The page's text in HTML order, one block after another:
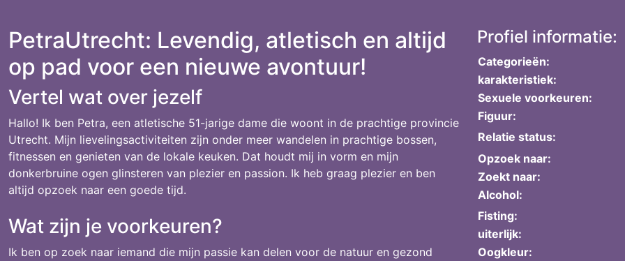
PetraUtrecht: Levendig, atletisch en altijd
op pad voor een nieuwe avontuur!
Vertel wat over jezelf
Hallo! Ik ben Petra, een atletische 51-jarige dame die woont in de prachtige provincie
Utrecht. Mijn lievelingsactiviteiten zijn onder meer wandelen in prachtige bossen,
fitnessen en genieten van de lokale keuken. Dat houdt mij in vorm en mijn
donkerbruine ogen glinsteren van plezier en passion. Ik heb graag plezier en ben
altijd opzoek naar een goede tijd.
Wat zijn je voorkeuren?
Ik ben op zoek naar iemand die mijn passie kan delen voor de natuur en gezond
Profiel informatie:
Categorieën:
karakteristiek:
Sexuele voorkeuren:
Figuur:
Relatie status:
Opzoek naar:
Zoekt naar:
Alcohol:
Fisting:
uiterlijk:
Oogkleur: